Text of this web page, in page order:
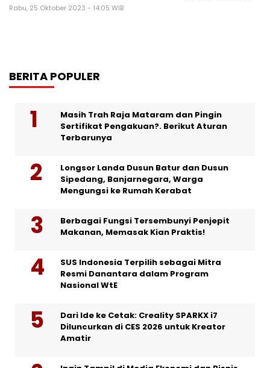
Rabu, 25 Oktober 2023 - 14:05 WIB
BERITA POPULER
Masih Trah Raja Mataram dan Pingin
Sertifikat Pengakuan?. Berikut Aturan
Terbarunya
Longsor Landa Dusun Batur dan Dusun
Sipedang, Banjarnegara, Warga
Mengungsi ke Rumah Kerabat
Berbagai Fungsi Tersembunyi Penjepit
Makanan, Memasak Kian Praktis!
SUS Indonesia Terpilih sebagai Mitra
Resmi Danantara dalam Program
Nasional WtE
Dari Ide ke Cetak: Creality SPARKX i7
Diluncurkan di CES 2026 untuk Kreator
Amatir